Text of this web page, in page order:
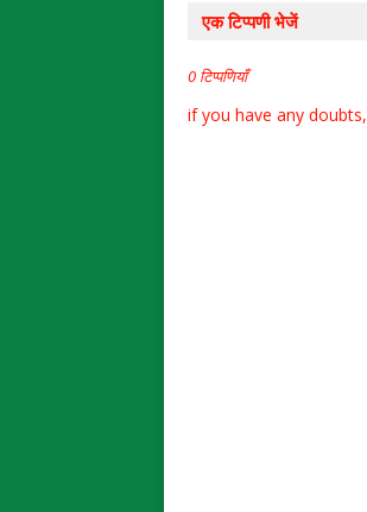
एक टिप्पणी भेजें
0 टिप्पणियाँ
if you have any